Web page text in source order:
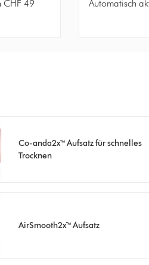
CHF 49 Automatisch
Co-anda2x™ Aufsatz für schnelles
Trocknen
AirSmooth2x™ Aufsatz